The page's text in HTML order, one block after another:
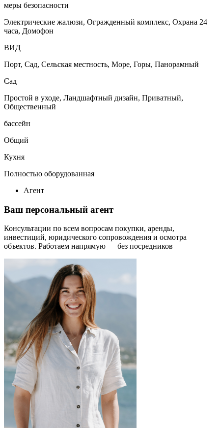
меры безопасности
Электрические жалюзи, Огражденный комплекс, Охрана 24
часа, Домофон
ВИД
Порт, Сад, Сельская местность, Море, Горы, Панорамный
Сад
Простой в уходе, Ландшафтный дизайн, Приватный,
Общественный
бассейн
Общий
Кухня
Полностью оборудованная
Агент
Ваш персональный агент
Консультации по всем вопросам покупки, аренды,
инвестиций, юридического сопровождения и осмотра
объектов. Работаем напрямую — без посредников